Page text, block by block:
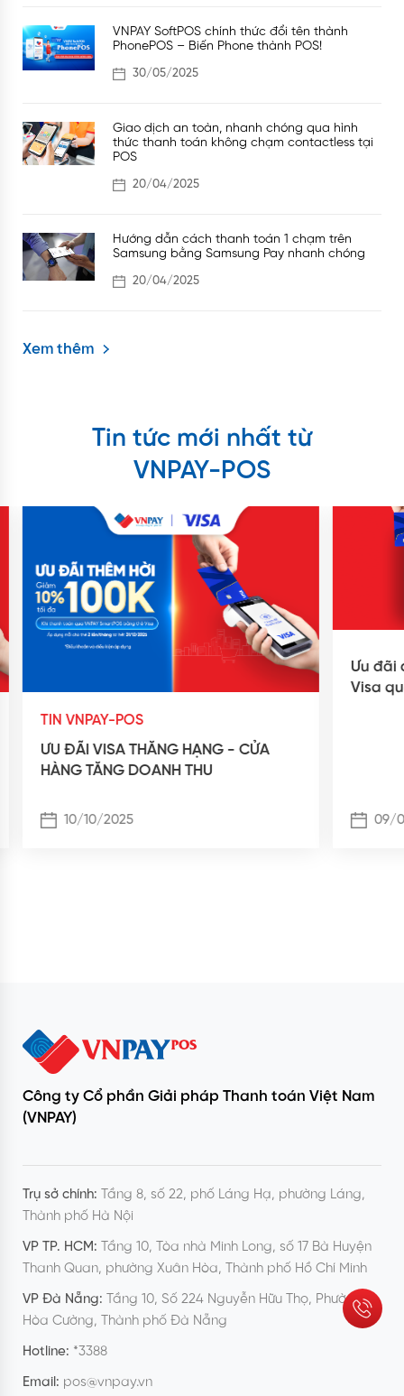
VNPAY SoftPOS chính thức đổi tên thành
PhonePOS – Biến Phone thành POS!
30/05/2025
Giao dịch an toàn, nhanh chóng qua hình
thức thanh toán không chạm contactless tại
POS
20/04/2025
Hướng dẫn cách thanh toán 1 chạm trên
Samsung bằng Samsung Pay nhanh chóng
20/04/2025
Xem thêm
Tin tức mới nhất từ
VNPAY-POS
TIN VNPAY-POS
ƯU ĐÃI VISA THĂNG HẠNG - CỬA
HÀNG TĂNG DOANH THU
10/10/2025
Ưu đãi
Visa
09/
Công ty Cổ phần Giải pháp Thanh toán Việt Nam
(VNPAY)
Trụ sở chính: Tầng 8, số 22, phố Láng Hạ, phường Láng,
Thành phố Hà Nội
VP TP. HCM: Tầng 10, Tòa nhà Minh Long, số 17 Bà Huyện
Thanh Quan, phường Xuân Hòa, Thành phố Hồ Chí Minh
VP Đà Nẵng: Tầng 10, Số 224 Nguyễn Hữu Thọ, Phường
Hòa Cường, Thành phố Đà Nẵng
Hotline: *3388
Email: pos@vnpay.vn